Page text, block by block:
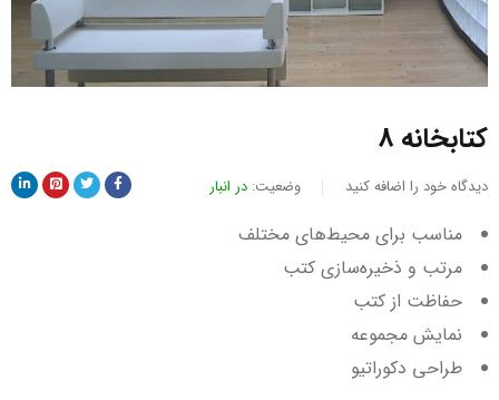
کتابخانه 8
دیدگاه خود را اضافه کنید وضعیت: در انبار
مناسب برای محیط‌های مختلف
مرتب و ذخیره‌سازی کتب
حفاظت از کتب
نمایش مجموعه
طراحی دکوراتیو